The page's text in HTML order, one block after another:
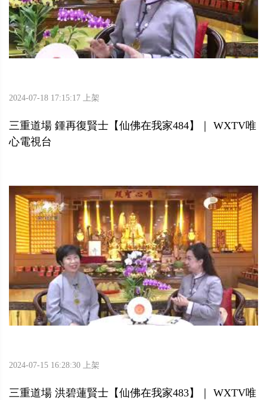
2024-07-18 17:15:17 上架
三重道場 鍾再復賢士【仙佛在我家484】｜ WXTV唯
心電視台
2024-07-15 16:28:30 上架
三重道場 洪碧蓮賢士【仙佛在我家483】｜ WXTV唯